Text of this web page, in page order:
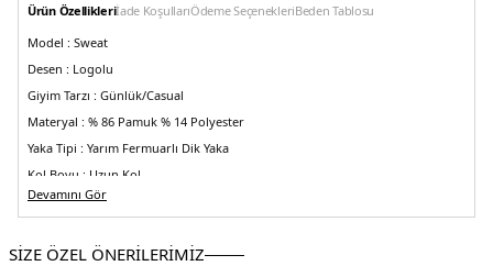
Ürün Özellikleriİade KoşullarıÖdeme SeçenekleriBeden Tablosu
Model : Sweat
Desen : Logolu
Giyim Tarzı : Günlük/Casual
Materyal : % 86 Pamuk % 14 Polyester
Yaka Tipi : Yarım Fermuarlı Dik Yaka
Kol Boyu : Uzun Kol
Kalıp Bilgisi :Regular Fit
5DE1LV04RD236GUB1.07
Devamını Gör
SİZE ÖZEL ÖNERİLERİMİZ